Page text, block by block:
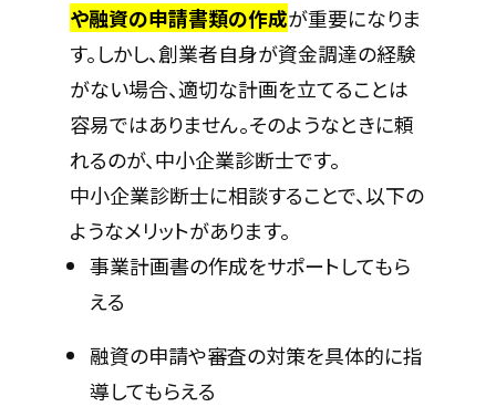
や融資の申請書類の作成が重要になりま
す。しかし、創業者自身が資金調達の経験
がない場合、適切な計画を立てることは
容易ではありません。そのようなときに頼
れるのが、中小企業診断士です。
中小企業診断士に相談することで、以下の
ようなメリットがあります。
事業計画書の作成をサポートしてもら
える
融資の申請や審査の対策を具体的に指
導してもらえる